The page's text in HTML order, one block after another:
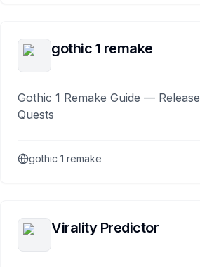
gothic 1 remake
Gothic 1 Remake Guide —
Quests
gothic 1 remake
Virality Predictor